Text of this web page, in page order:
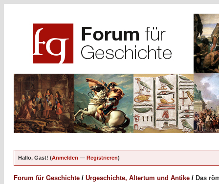
Hallo, Gast! (Anmelden — Registrieren)
Forum für Geschichte / Urgeschichte, Altertum und Antike / Das